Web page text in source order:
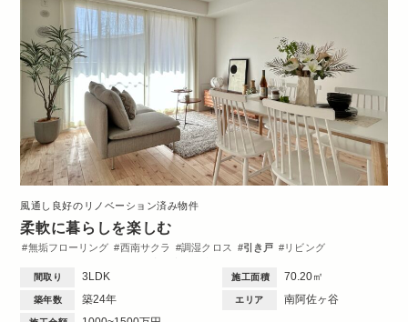
風通し良好のリノベーション済み物件
柔軟に暮らしを楽しむ
無垢フローリング 西南サクラ 調湿クロス 引き戸
リビング
トイレ・バス
間取図
間取り 3LDK 施工面積 70.20㎡
築年数 築24年 エリア 南阿佐ヶ谷